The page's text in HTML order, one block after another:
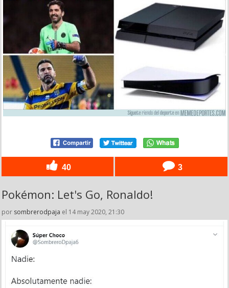
40 3
Pokémon: Let's Go, Ronaldo!
por sombrerodpaja el 14 may 2020, 21:30